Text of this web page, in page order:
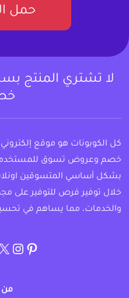
حمل
لا تشتري المنتج
كل الكوبونات هو موقع
خصم وعروض تسوق
بشكل أساسي المتسوقين
خلال توفير فرص للتوفير على
والخدمات، مما يساهم في
من